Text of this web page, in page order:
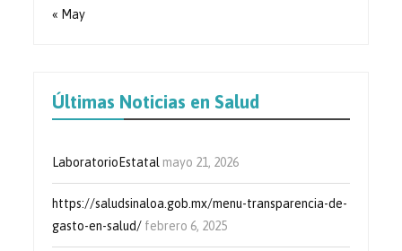
« May
Últimas Noticias en Salud
LaboratorioEstatal mayo 21, 2026
https://saludsinaloa.gob.mx/menu-transparencia-de-
gasto-en-salud/ febrero 6, 2025